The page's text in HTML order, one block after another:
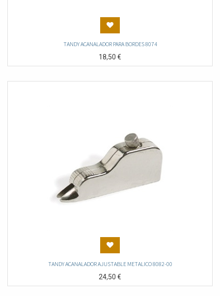
TANDY ACANALADOR PARA BORDES 8074
18,50€
TANDY ACANALADOR AJUSTABLE METALICO 8082-00
24,50€